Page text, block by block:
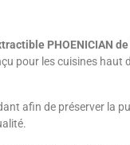
PHOENICIAN de
pour les cuisines
afin de préserver la